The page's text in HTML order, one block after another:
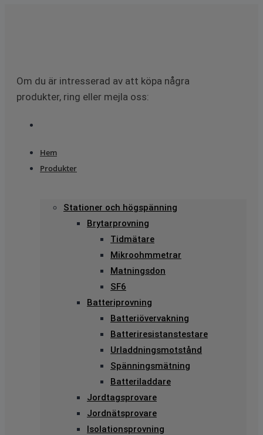
Om du är intresserad av att köpa några
produkter, ring eller mejla oss:
Hem
Produkter
Stationer och högspänning
Brytarprovning
Tidmätare
Mikroohmmetrar
Matningsdon
SF6
Batteriprovning
Batteriövervakning
Batteriresistanstestare
Urladdningsmotstånd
Spänningsmätning
Batteriladdare
Jordtagsprovare
Jordnätsprovare
Isolationsprovning